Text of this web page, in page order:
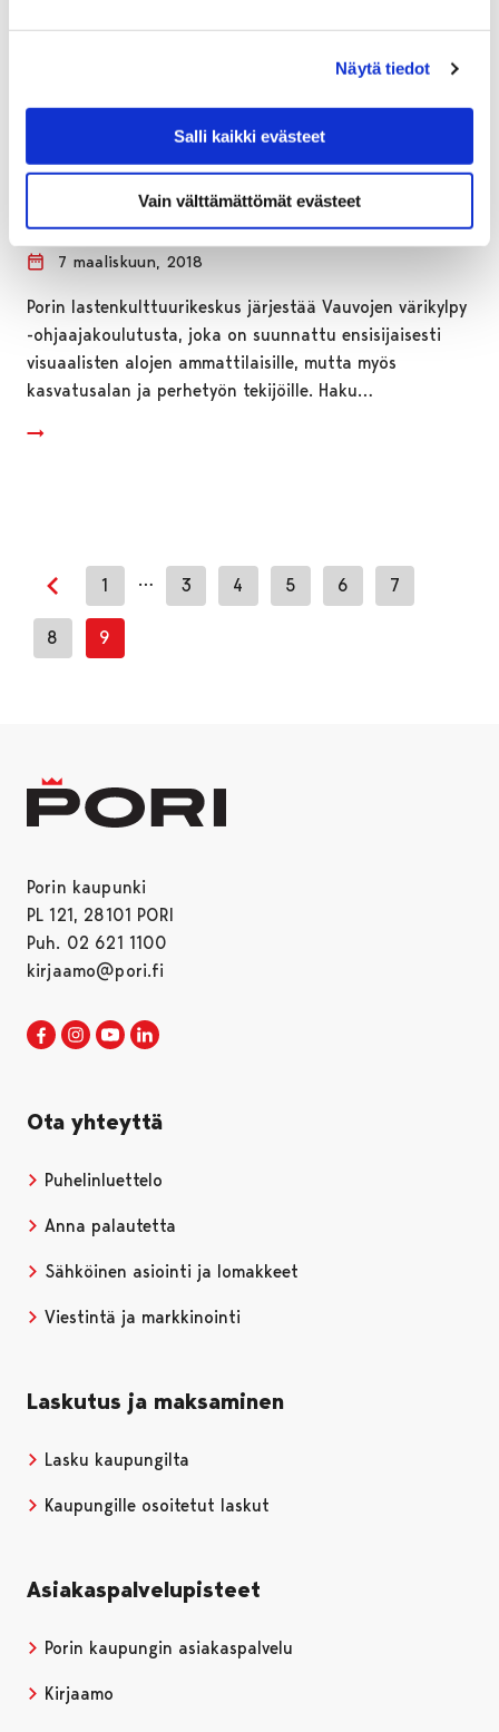
Näytä tiedot
Salli kaikki evästeet
Vain välttämättömät evästeet
7 maaliskuun, 2018
Porin lastenkulttuurikeskus järjestää Vauvojen värikylpy
-ohjaajakoulutusta, joka on suunnattu ensisijaisesti
visuaalisten alojen ammattilaisille, mutta myös
kasvatusalan ja perhetyön tekijöille. Haku…
Edellinen sivu
1 … 3 4 5 6 7
8 9
Porin kaupunki
PL 121, 28101 PORI
Puh. 02 621 1100
kirjaamo@pori.fi
Porin kaupunki Facebookissa
Avautuu uudessa välilehdessä
Porin kaupunki Instagramissa
Avautuu uudessa välilehdessä
Porin kaupunki Youtubessa
Avautuu uudessa välilehdessä
Ota yhteyttä
Puhelinluettelo
Anna palautetta
Sähköinen asiointi ja lomakkeet
Viestintä ja markkinointi
Laskutus ja maksaminen
Lasku kaupungilta
Kaupungille osoitetut laskut
Asiakaspalvelupisteet
Porin kaupungin asiakaspalvelu
Kirjaamo